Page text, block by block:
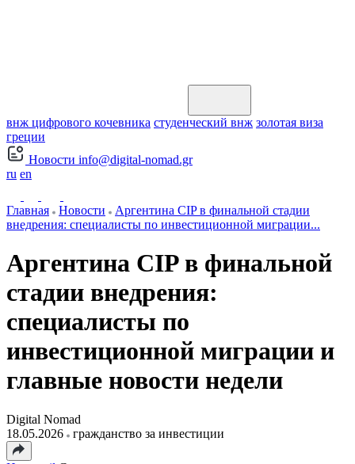
внж цифрового кочевника студенческий внж золотая виза
греции
Новости info@digital-nomad.gr
ru en
Главная Новости
Аргентина CIP в финальной стадии
внедрения: специалисты по инвестиционной миграции...
Аргентина CIP в финальной
стадии внедрения:
специалисты по
инвестиционной миграции и
главные новости недели
Digital Nomad
18.05.2026
гражданство за инвестиции